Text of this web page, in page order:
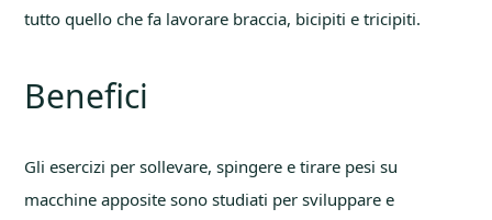
tutto quello che fa lavorare braccia, bicipiti e tricipiti.
Benefici
Gli esercizi per sollevare, spingere e tirare pesi su
macchine apposite sono studiati per sviluppare e